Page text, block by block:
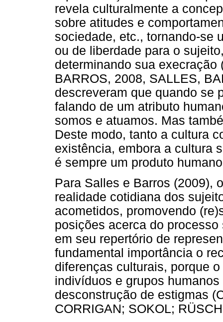
revela culturalmente a
sobre atitudes e
sociedade, etc., tornando-se
ou de liberdade para o
determinando sua execração
BARROS, 2008, SALLES,
descreveram que quando se
falando de um atributo
somos e atuamos. Mas
Deste modo, tanto a cultura
existência, embora a cultura
é sempre um produto
Para Salles e Barros (2009),
realidade cotidiana dos
acometidos, promovendo
posições acerca do
em seu repertório de
fundamental importância o
diferenças culturais, porque
indivíduos e grupos
desconstrução de estigmas
CORRIGAN; SOKOL;